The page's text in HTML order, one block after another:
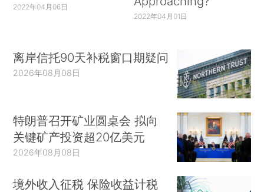
2022年04月06日
2022年04月01日
离岸信托90天补税窗口期疑问
2026年08月08日
特朗普召开矿业圆桌会 拟向
关键矿产投资超20亿美元
2026年08月08日
境外收入征税 保险收益计税